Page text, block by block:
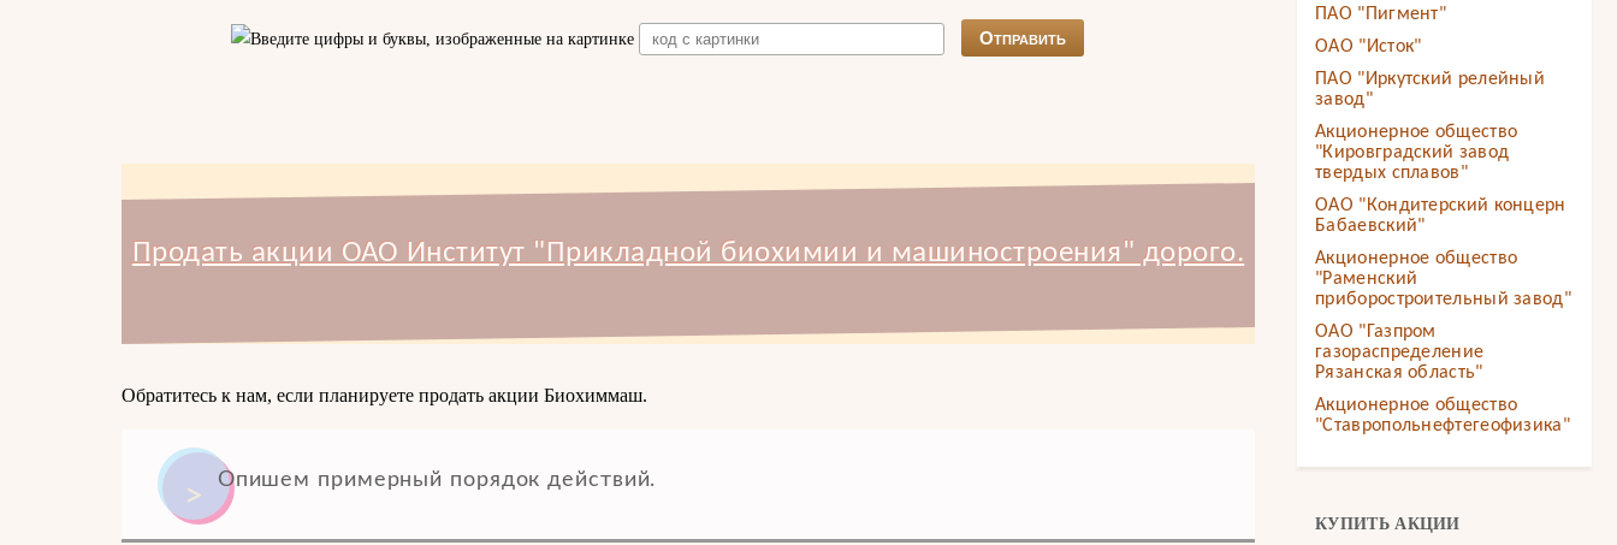
Продать акции ОАО Институт "Прикладной биохимии и машиностроения" дорого.
Обратитесь к нам, если планируете продать акции Биохиммаш.
Опишем примерный порядок действий.
ПАО "Пигмент"
ОАО "Исток"
ПАО "Иркутский релейный
завод"
Акционерное общество
"Кировградский завод
твердых сплавов"
ОАО "Кондитерский концерн
Бабаевский"
Акционерное общество
"Раменский
приборостроительный завод"
ОАО "Газпром
газораспределение
Рязанская область"
Акционерное общество
"Ставропольнефтегеофизика"
КУПИТЬ АКЦИИ